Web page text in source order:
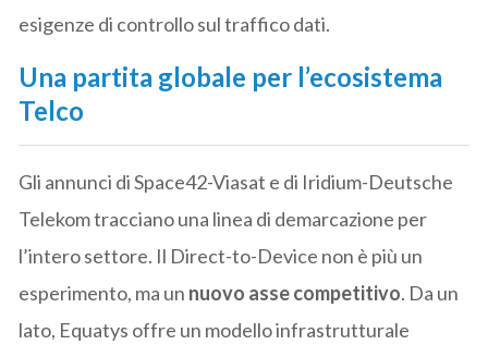
esigenze di controllo sul traffico dati.
Una partita globale per l’ecosistema
Telco
Gli annunci di Space42-Viasat e di Iridium-Deutsche
Telekom tracciano una linea di demarcazione per
l’intero settore. Il Direct-to-Device non è più un
esperimento, ma un nuovo asse competitivo. Da un
lato, Equatys offre un modello infrastrutturale